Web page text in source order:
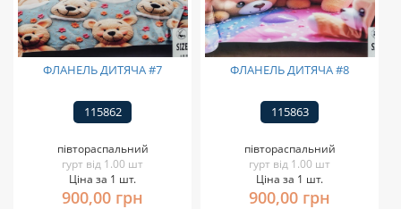
ФЛАНЕЛЬ ДИТЯЧА #7
115862
півтораспальний
гурт від 1.00 шт
Ціна за 1 шт.
900,00 грн
ФЛАНЕЛЬ ДИТЯЧА #8
115863
півтораспальний
гурт від 1.00 шт
Ціна за 1 шт.
900,00 грн